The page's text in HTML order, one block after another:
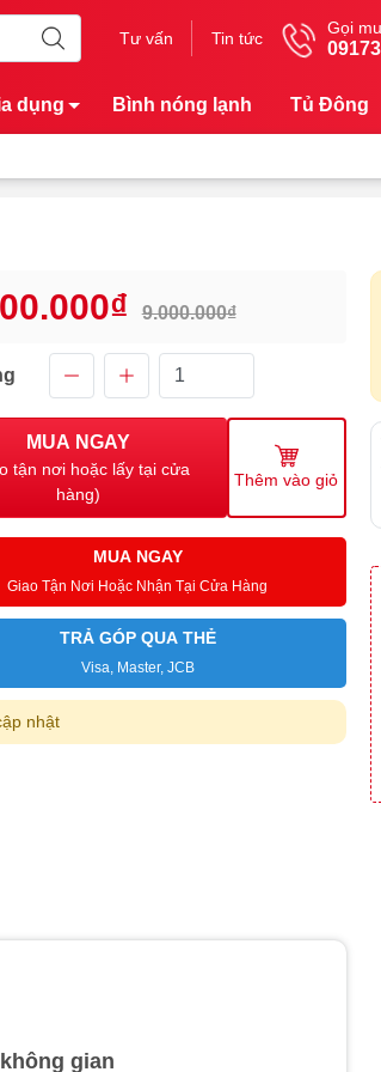
Tư vấn Tin tức
Gọi
dụng Bình nóng lạnh Tủ Đông
9.000.000₫
MUA NGAY
tận nơi hoặc lấy tại cửa
hàng)
Thêm vào giỏ
MUA NGAY
Giao Tận Nơi Hoặc Nhận Tại Cửa Hàng
TRẢ GÓP QUA THẺ
Visa, Master, JCB
nhật
gian